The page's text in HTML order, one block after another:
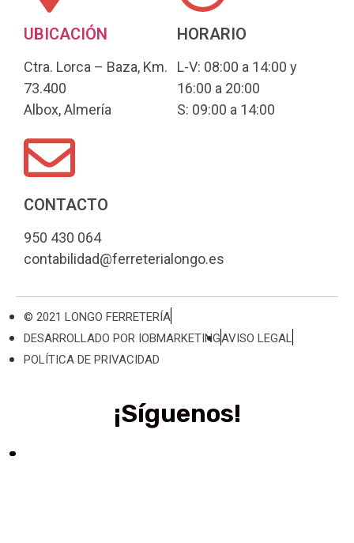
UBICACIÓN
Ctra. Lorca – Baza, Km.
73.400
Albox, Almería
HORARIO
L-V: 08:00 a 14:00 y
16:00 a 20:00
S: 09:00 a 14:00
CONTACTO
950 430 064
contabilidad@ferreterialongo.es
© 2021 LONGO FERRETERÍA
DESARROLLADO POR IOBMARKETINGAVISO LEGAL
POLÍTICA DE PRIVACIDAD
¡Síguenos!